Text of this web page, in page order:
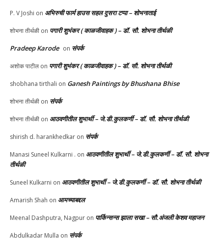
P. V Joshi on अभिरुची फार्म हाउस सहल दुसरा टप्पा – शोभनाताई
शोभना तीर्थळी on पगारी शुभंकर ( काळजीवाहक ) – डॉ. सौ. शोभना तीर्थळी
Pradeep Karode on संपर्क
अशोक पाटील on पगारी शुभंकर ( काळजीवाहक ) – डॉ. सौ. शोभना तीर्थळी
shobhana tirthali on Ganesh Paintings by Bhushana Bhise
शोभना तीर्थळी on संपर्क
शोभना तीर्थळी on आठवणीतील शुभार्थी – जे.डी.कुलकर्णी – डॉ. सौ. शोभना तीर्थळी
shirish d. harankhedkar on संपर्क
Manasi Suneel Kulkarni . on आठवणीतील शुभार्थी – जे.डी.कुलकर्णी – डॉ. सौ. शोभना
तीर्थळी
Suneel Kulkarni on आठवणीतील शुभार्थी – जे.डी.कुलकर्णी – डॉ. सौ. शोभना तीर्थळी
Amarish Shah on आमच्याबद्दल
Meenal Dashputra, Nagpur on पार्किन्सन्स झाला सखा – सौ.अंजली केशव महाजन
Abdulkadar Mulla on संपर्क